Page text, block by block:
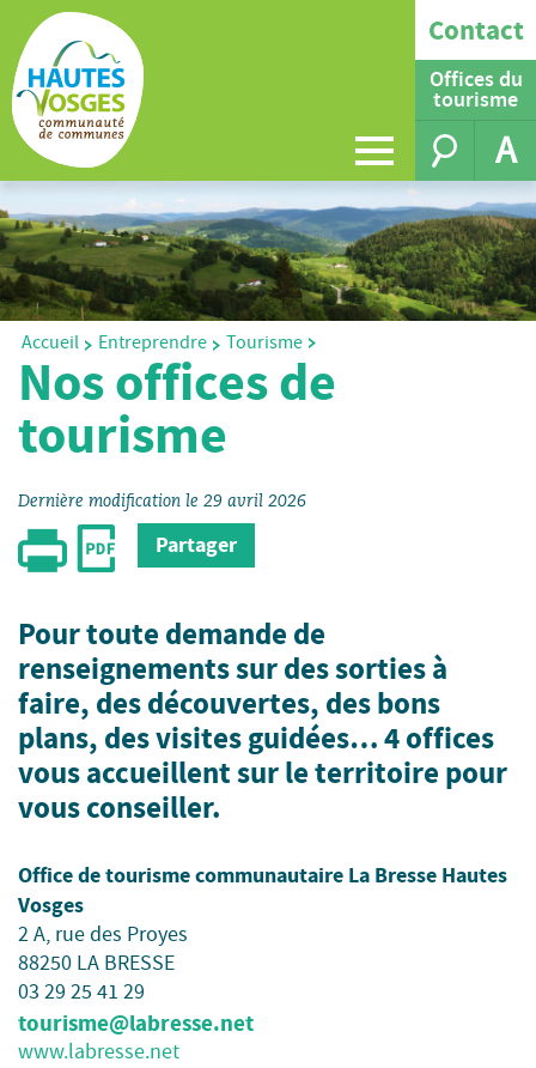
Contact
Offices du
tourisme
A
Accueil > Entreprendre > Tourisme
Nos offices de
tourisme
Dernière modification le 29 avril 2026
Partager
Pour toute demande de
renseignements sur des sorties à
faire, des découvertes, des bons
plans, des visites guidées… 4 offices
vous accueillent sur le territoire pour
vous conseiller.
Office de tourisme communautaire La Bresse Hautes
Vosges
2 A, rue des Proyes
88250 LA BRESSE
03 29 25 41 29
tourisme@labresse.net
www.labresse.net